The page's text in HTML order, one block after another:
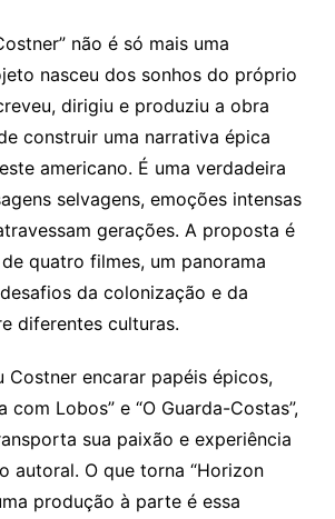
não é só mais uma
nasceu dos sonhos do próprio
dirigiu e produziu a obra
construir uma narrativa épica
americano. É uma verdadeira
selvagens, emoções intensas
gerações. A proposta é
quatro filmes, um panorama
da colonização e da
diferentes culturas.
Costner encarar papéis épicos,
com Lobos” e “O Guarda-Costas”,
sua paixão e experiência
autoral. O que torna “Horizon
produção à parte é essa